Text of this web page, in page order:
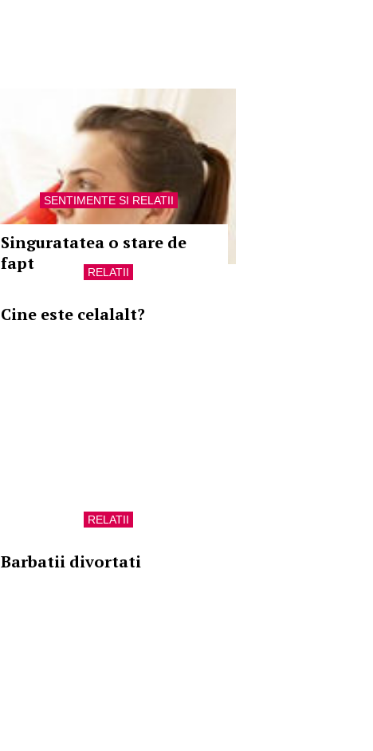
SENTIMENTE SI RELATII
Singuratatea o stare de
fapt
RELATII
Cine este celalalt?
RELATII
Barbatii divortati